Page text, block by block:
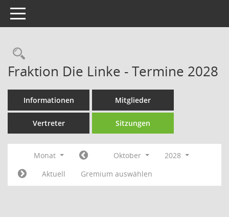
Toggle navigation
Rechercheauswahl
Fraktion Die Linke - Termine 2028
Informationen Mitglieder
Vertreter Sitzungen
Monat Oktober
2028
Aktuell
Gremium auswählen